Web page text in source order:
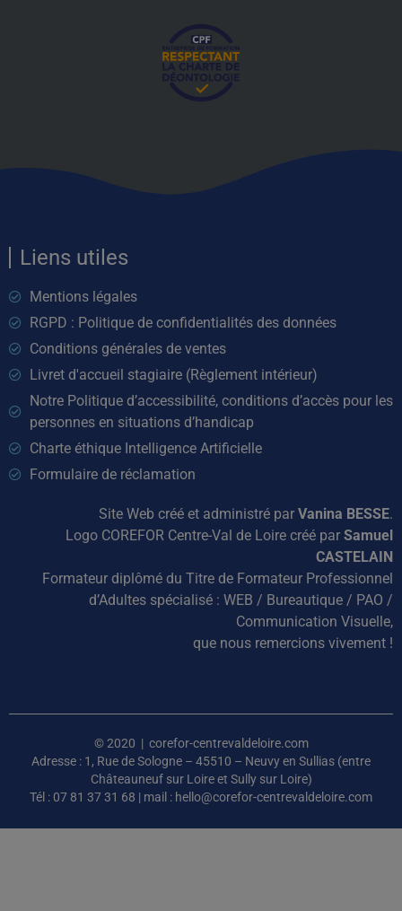
Liens utiles
Mentions légales
RGPD : Politique de confidentialités des données
Conditions générales de ventes
Livret d'accueil stagiaire (Règlement intérieur)
Notre Politique d’accessibilité, conditions d’accès pour les
personnes en situations d’handicap
Charte éthique Intelligence Artificielle
Formulaire de réclamation
Site Web créé et administré par Vanina BESSE.
Logo COREFOR Centre-Val de Loire créé par Samuel
CASTELAIN
Formateur diplômé du Titre de Formateur Professionnel
d’Adultes spécialisé : WEB / Bureautique / PAO /
Communication Visuelle,
que nous remercions vivement !
© 2020 | corefor-centrevaldeloire.com
Adresse : 1, Rue de Sologne – 45510 – Neuvy en Sullias (entre
Châteauneuf sur Loire et Sully sur Loire)
Tél : 07 81 37 31 68 | mail : hello@corefor-centrevaldeloire.com